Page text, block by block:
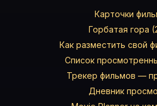
Карточки
Горбатая гора
Как разместить свой
Список
Трекер фильмов —
Дневник